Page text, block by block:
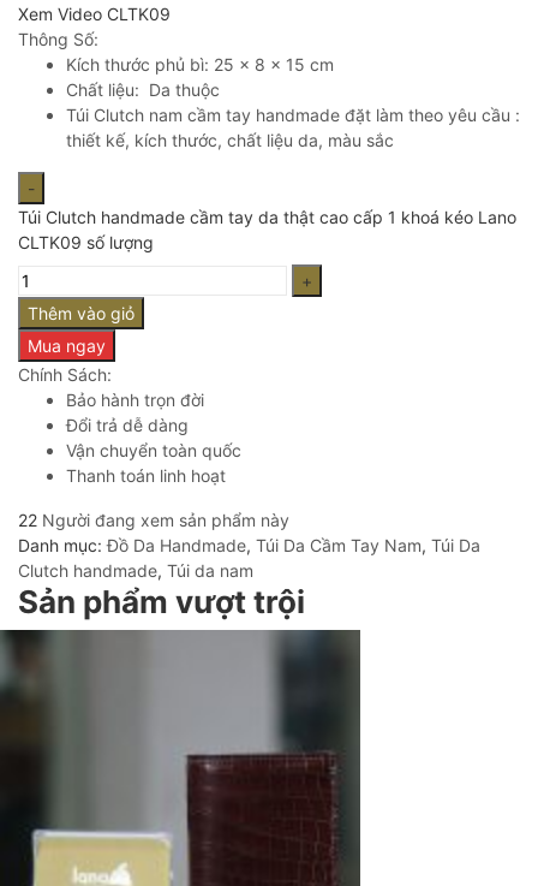
Xem Video CLTK09
Thông Số:
Kích thước phủ bì: 25 x 8 x 15 cm
Chất liệu: Da thuộc
Túi Clutch nam cầm tay handmade đặt làm theo yêu cầu :
thiết kế, kích thước, chất liệu da, màu sắc
Túi Clutch handmade cầm tay da thật cao cấp 1 khoá kéo Lano
CLTK09 số lượng
Thêm vào giỏ
Mua ngay
Chính Sách:
Bảo hành trọn đời
Đổi trả dễ dàng
Vận chuyển toàn quốc
Thanh toán linh hoạt
22 Người đang xem sản phẩm này
Danh mục:Đồ Da Handmade, Túi Da Cầm Tay Nam, Túi Da
Clutch handmade, Túi da nam
Sản phẩm vượt trội